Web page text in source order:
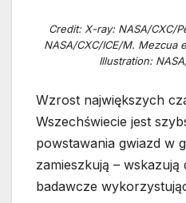
Credit: X-ray: NASA/CXC/
NASA/CXC/ICE/M. Mezcua
Illustration:
Wzrost największych
Wszechświecie jest
powstawania gwiazd w
zamieszkują –
badawcze